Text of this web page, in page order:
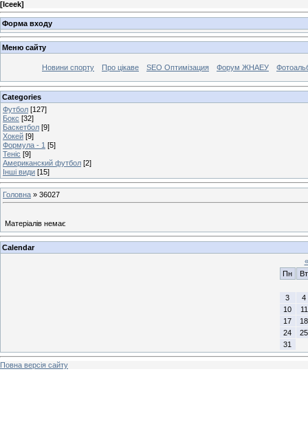
[Iceek]
Форма входу
Меню сайту
Новини спорту Про цікаве SEO Оптимізация Форум ЖНАЕУ
Categories
Футбол [127]
Бокс [32]
Баскетбол [9]
Хокей [9]
Формула - 1 [5]
Теніс [9]
Американский футбол [2]
Інші види [15]
Головна » 36027
Матеріалів немає
Calendar
«
Пн
Вт
3
4
10
11
17
18
24
25
31
Повна версія сайту